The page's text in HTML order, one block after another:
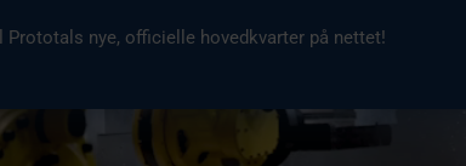
nye, officielle hovedkvarter på nettet!